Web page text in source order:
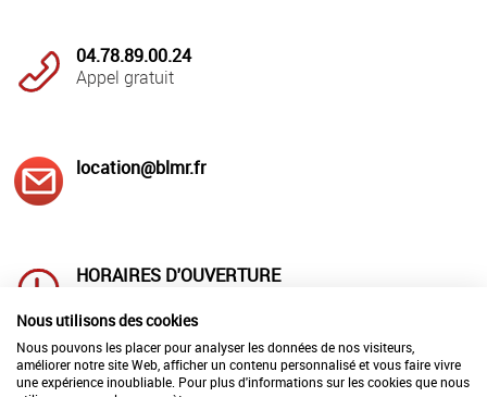
04.78.89.00.24
Appel gratuit
location@blmr.fr
HORAIRES D'OUVERTURE
et 14h à 18h00
Vendredi : 8h00 à 12h00 et 14h00 à 17h00
Nous utilisons des cookies
Nous pouvons les placer pour analyser les données de nos visiteurs,
améliorer notre site Web, afficher un contenu personnalisé et vous faire vivre
une expérience inoubliable. Pour plus d'informations sur les cookies que nous